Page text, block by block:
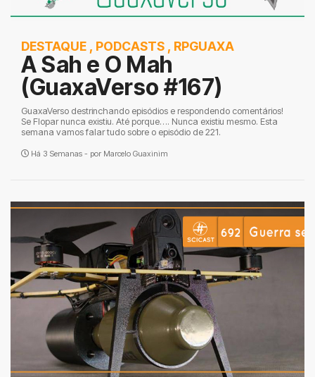
DESTAQUE , PODCASTS , RPGUAXA
A Sah e O Mah
(GuaxaVerso #167)
GuaxaVerso destrinchando episódios e respondendo comentários!
Se Flopar nunca existiu. Até porque…. Nunca existiu mesmo. Esta
semana vamos falar tudo sobre o episódio de 221.
Há 3 Semanas - por Marcelo Guaxinim